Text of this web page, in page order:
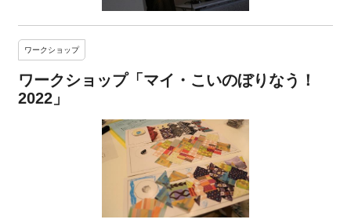
ワークショップ
ワークショップ「マイ・こいのぼりなう！
2022」